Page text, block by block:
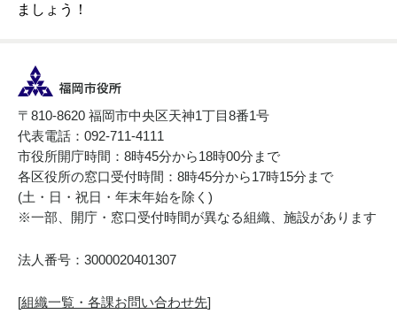
ましょう！
〒810-8620 福岡市中央区天神1丁目8番1号
代表電話：092-711-4111
市役所開庁時間：8時45分から18時00分まで
各区役所の窓口受付時間：8時45分から17時15分まで
(土・日・祝日・年末年始を除く)
※一部、開庁・窓口受付時間が異なる組織、施設があります
法人番号：3000020401307
[組織一覧・各課お問い合わせ先]